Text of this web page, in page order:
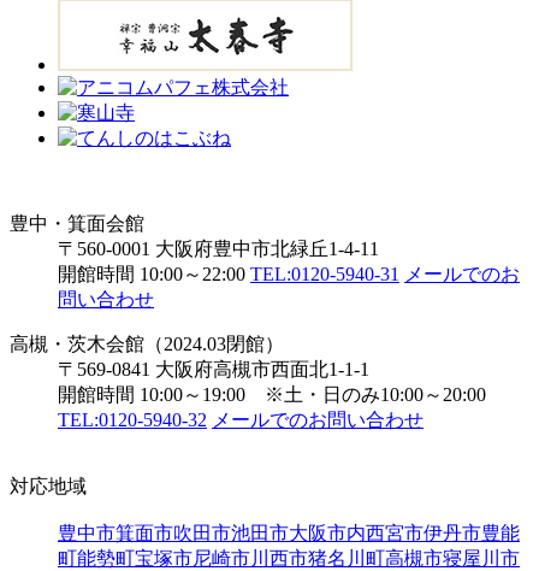
豊中・箕面会館
〒560-0001 大阪府豊中市北緑丘1-4-11
開館時間 10:00～22:00 TEL:0120-5940-31
メールでのお
問い合わせ
高槻・茨木会館（2024.03閉館）
〒569-0841 大阪府高槻市西面北1-1-1
開館時間 10:00～19:00 ※土・日のみ10:00～20:00
TEL:0120-5940-32 メールでのお問い合わせ
対応地域
豊中市箕面市吹田市池田市大阪市内西宮市伊丹市豊能
町能勢町宝塚市尼崎市川西市猪名川町高槻市寝屋川市